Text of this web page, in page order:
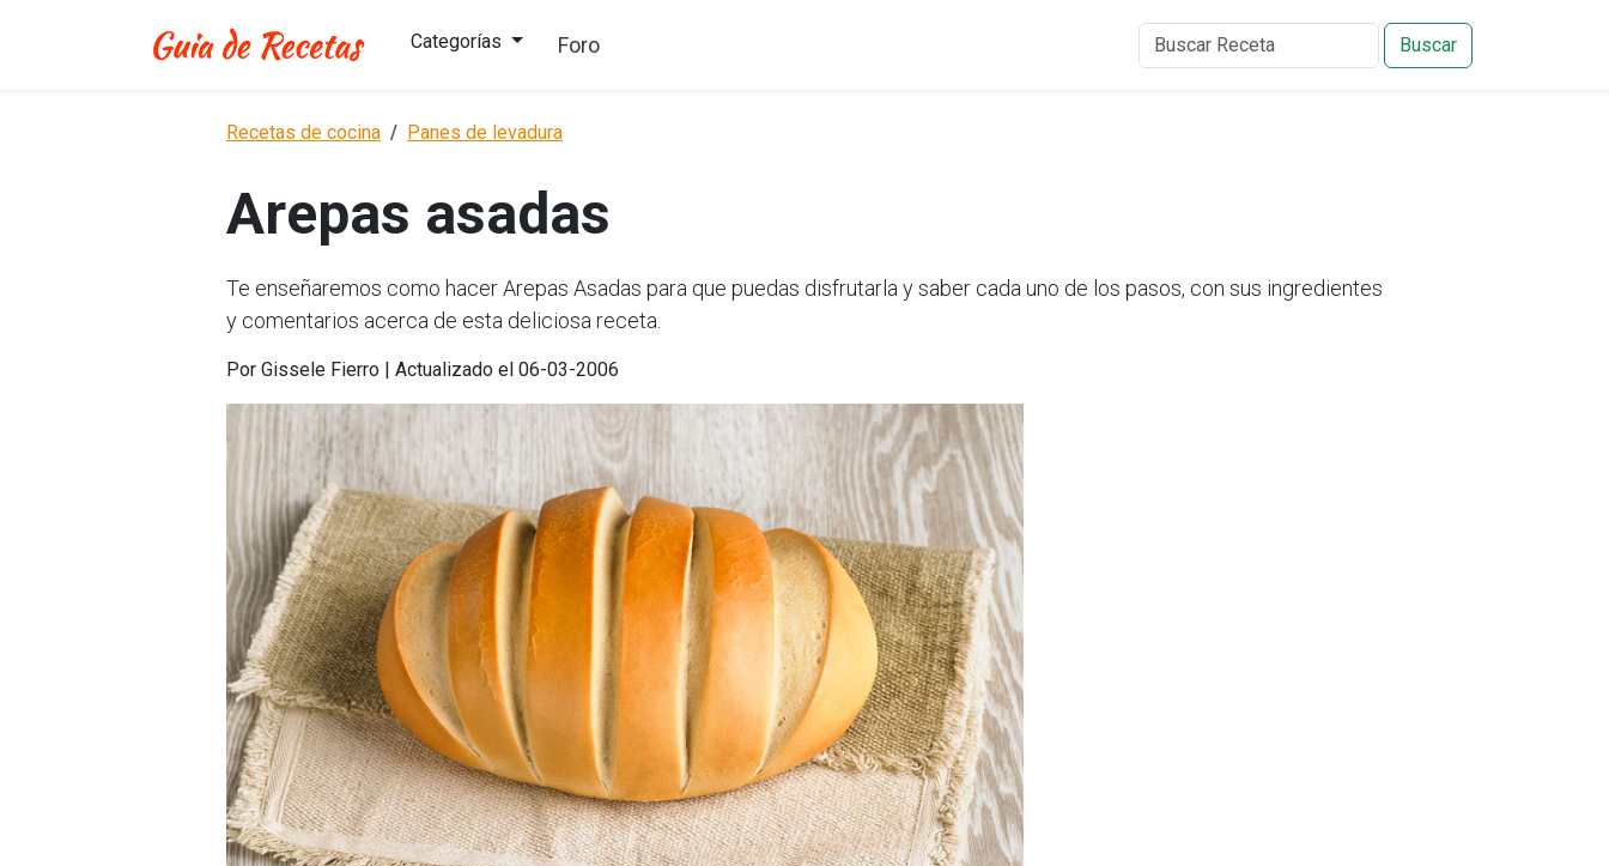
Categorías Foro Buscar
Recetas de cocina Panes de levadura
Arepas asadas
Te enseñaremos como hacer Arepas Asadas para que puedas disfrutarla y saber cada uno de los pasos, con sus ingredientes
y comentarios acerca de esta deliciosa receta.
Por Gissele Fierro | Actualizado el 06-03-2006